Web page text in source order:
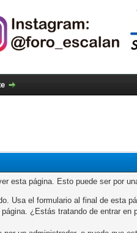
esta página. Esto puede ser por
Usa el formulario al final de esta
¿Estás tratando de entrar